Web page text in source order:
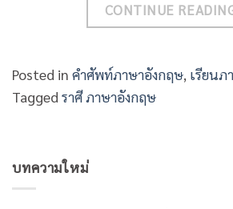
CONTINUE
Posted in คำศัพท์ภาษาอังกฤษ เรียน
Tagged ราศี ภาษาอังกฤษ
บทความใหม่